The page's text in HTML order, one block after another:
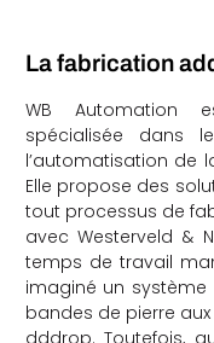
La fabrication
WB Automation
spécialisée dans
l’automatisation de
Elle propose des
tout processus de
avec Westerveld &
temps de travail
imaginé un
bandes de pierre aux